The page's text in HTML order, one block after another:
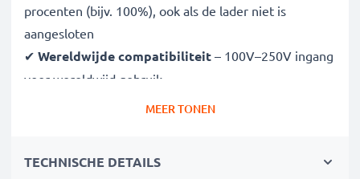
procenten (bijv. 100%), ook als de lader niet is
aangesloten
✔ Wereldwijde compatibiliteit – 100V–250V ingang
voor wereldwijd gebruik
– Variabele spanning verlengt de
goedgekeurd met bescherming tegen overladen,
MEER TONEN
TECHNISCHE DETAILS